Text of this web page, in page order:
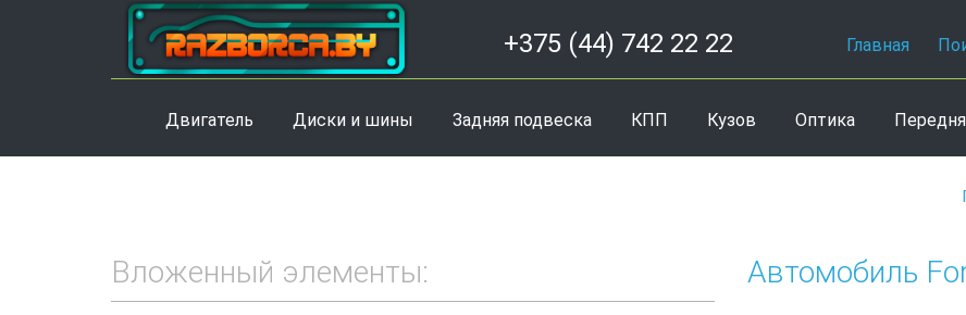
+375 (44) 742 22 22 Главная
Двигатель Диски и шины Задняя подвеска КПП Кузов Оптика
Вложенный элементы: Автомобиль